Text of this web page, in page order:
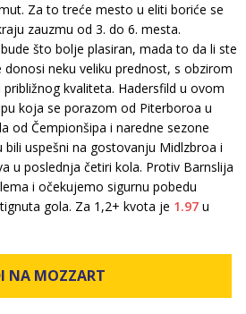
Za to treće mesto u eliti boriće se
zauzmu od 3. do 6. mesta.
što bolje plasiran, mada to da li ste
donosi neku veliku prednost, s obzirom
kvaliteta. Hadersfild u ovom
koja se porazom od Piterboroa u
od Čempionšipa i naredne sezone
bili uspešni na gostovanju Midlzbroa i
u poslednja četiri kola. Protiv Barnslija
i očekujemo sigurnu pobedu
gola. Za 1,2+ kvota je 1.97 u
NA MOZZART